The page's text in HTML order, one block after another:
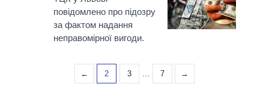
повідомлено про підозру
за фактом надання
неправомірної вигоди.
← 2 3 ... 7 →